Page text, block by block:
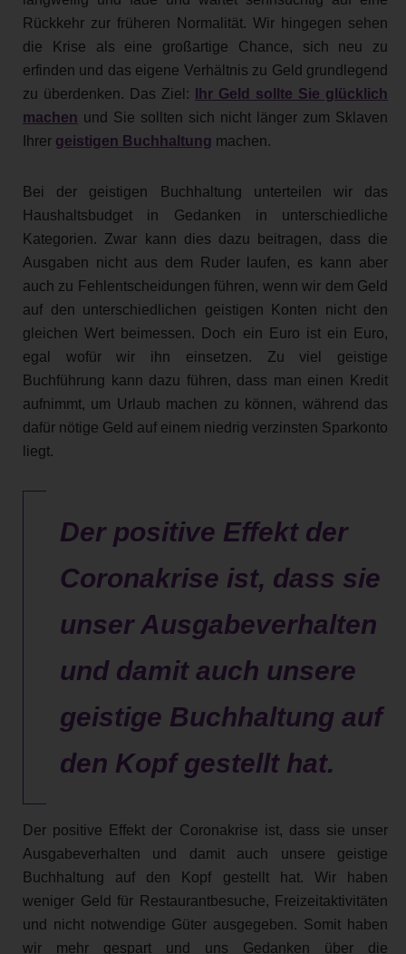
Rückkehr zur früheren Normalität. Wir hingegen sehen
die Krise als eine großartige Chance, sich neu zu
erfinden und das eigene Verhältnis zu Geld grundlegend
zu überdenken. Das Ziel:
Ihr Geld sollte Sie glücklich
machen und Sie sollten sich nicht länger zum Sklaven
Ihrer geistigen Buchhaltung machen.
Bei der geistigen Buchhaltung unterteilen wir das
Haushaltsbudget in Gedanken in unterschiedliche
Kategorien. Zwar kann dies dazu beitragen, dass die
Ausgaben nicht aus dem Ruder laufen, es kann aber
auch zu Fehlentscheidungen führen, wenn wir dem Geld
auf den unterschiedlichen geistigen Konten nicht den
gleichen Wert beimessen. Doch ein Euro ist ein Euro,
egal wofür wir ihn einsetzen. Zu viel geistige
Buchführung kann dazu führen, dass man einen Kredit
aufnimmt, um Urlaub machen zu können, während das
dafür nötige Geld auf einem niedrig verzinsten Sparkonto
liegt.
Der positive Effekt der
Coronakrise ist, dass sie
unser Ausgabeverhalten
und damit auch unsere
geistige Buchhaltung auf
den Kopf gestellt hat.
Der positive Effekt der Coronakrise ist, dass sie unser
Ausgabeverhalten und damit auch unsere geistige
Buchhaltung auf den Kopf gestellt hat. Wir haben
weniger Geld für Restaurantbesuche, Freizeitaktivitäten
und nicht notwendige Güter ausgegeben. Somit haben
wir mehr gespart und uns Gedanken über die